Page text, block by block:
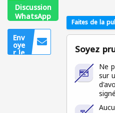
Discussion
WhatsApp
0559939467
Env
oye
r le
Faites de la
Soyez
Ne
sur